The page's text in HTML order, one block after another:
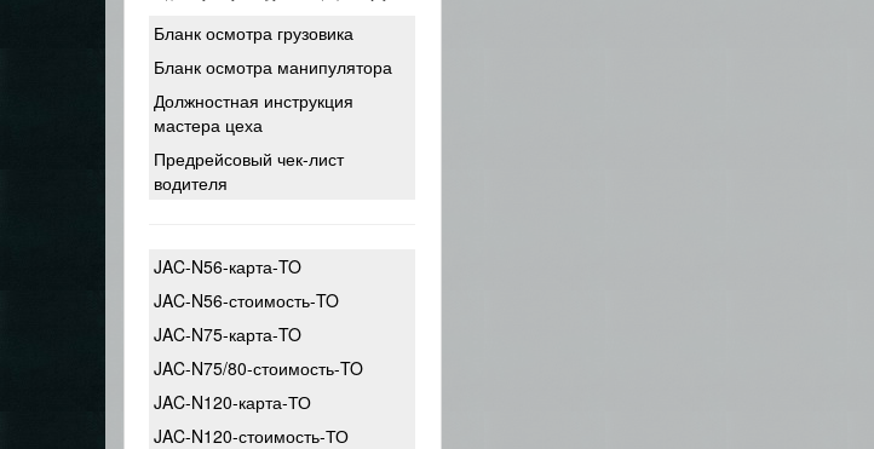
Бланк осмотра грузовика
Бланк осмотра манипулятора
Должностная инструкция
мастера цеха
Предрейсовый чек-лист
водителя
JAC-N56-карта-TO
JAC-N56-стоимость-TO
JAC-N75-карта-TO
JAC-N75/80-стоимость-TO
JAC-N120-карта-ТО
JAC-N120-стоимость-ТО